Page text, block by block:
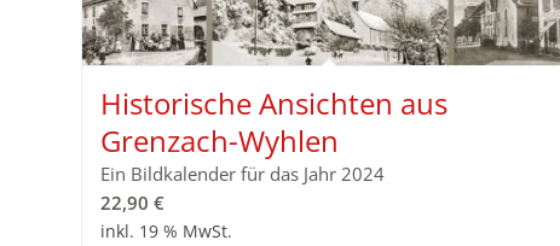
Historische Ansichten aus
Grenzach-Wyhlen
Ein Bildkalender für das Jahr 2024
22,90 €
inkl. 19 % MwSt.